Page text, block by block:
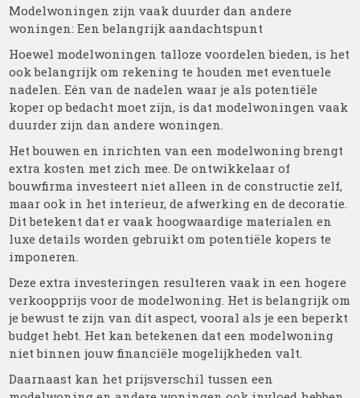
Modelwoningen zijn vaak duurder dan andere
woningen: Een belangrijk aandachtspunt
Hoewel modelwoningen talloze voordelen bieden, is het
ook belangrijk om rekening te houden met eventuele
nadelen. Eén van de nadelen waar je als potentiële
koper op bedacht moet zijn, is dat modelwoningen vaak
duurder zijn dan andere woningen.
Het bouwen en inrichten van een modelwoning brengt
extra kosten met zich mee. De ontwikkelaar of
bouwfirma investeert niet alleen in de constructie zelf,
maar ook in het interieur, de afwerking en de decoratie.
Dit betekent dat er vaak hoogwaardige materialen en
luxe details worden gebruikt om potentiële kopers te
imponeren.
Deze extra investeringen resulteren vaak in een hogere
verkoopprijs voor de modelwoning. Het is belangrijk om
je bewust te zijn van dit aspect, vooral als je een beperkt
budget hebt. Het kan betekenen dat een modelwoning
niet binnen jouw financiële mogelijkheden valt.
Daarnaast kan het prijsverschil tussen een